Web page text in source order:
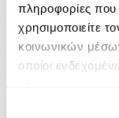
πληροφορίες
χρησιμοποιείτε
κοινωνικών
οποίοι
Από ήλιο σε
Μαίρη Κόντζογλου